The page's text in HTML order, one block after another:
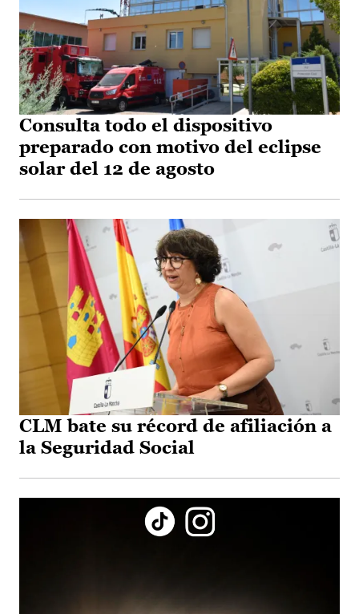
Consulta todo el dispositivo
preparado con motivo del eclipse
solar del 12 de agosto
CLM bate su récord de afiliación a
la Seguridad Social